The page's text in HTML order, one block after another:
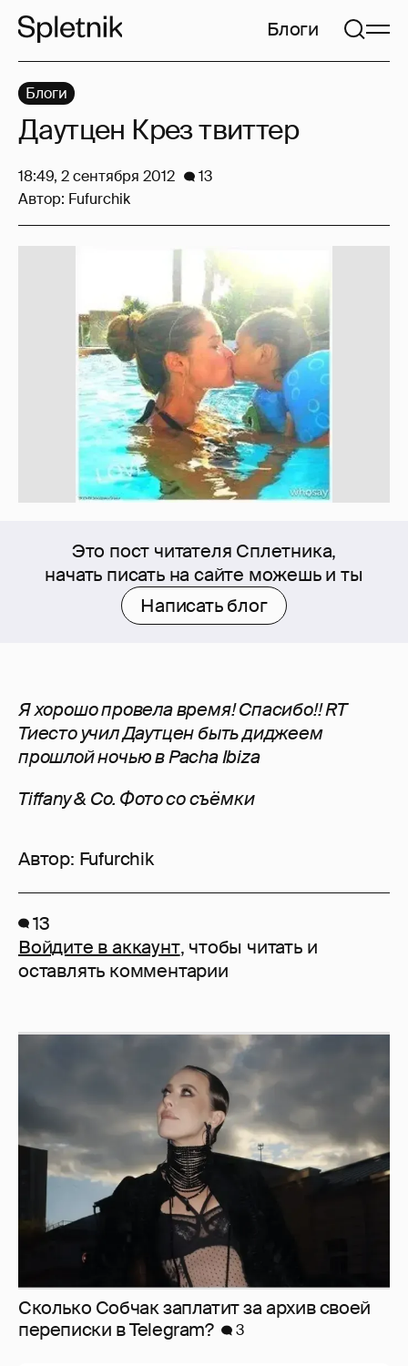
Блоги
Это пост читателя Сплетника,
начать писать на сайте можешь и ты
Написать блог
Я хорошо провела время! Спасибо!! RT
Тиесто учил Даутцен быть диджеем
прошлой ночью в Pacha Ibiza
Tiffany & Co. Фото со съёмки
Автор: Fufurchik
Блоги
Даутцен Крез твиттер
18:49, 2 сентября 2012
13
Автор: Fufurchik
13
Войдите в аккаунт, чтобы читать и
оставлять комментарии
Сколько Собчак заплатит за архив своей
перeписки в Telegram?
3